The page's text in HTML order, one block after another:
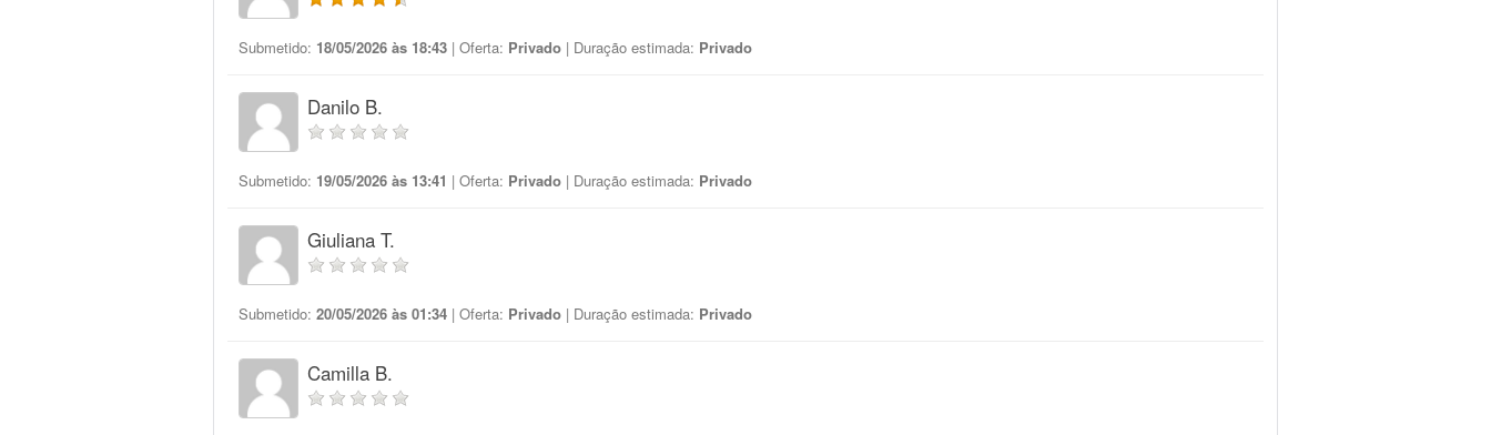
Submetido: 18/05/2026 às 18:43 | Oferta: Privado | Duração estimada: Privado
Danilo B.
Submetido: 19/05/2026 às 13:41 | Oferta: Privado | Duração estimada: Privado
Giuliana T.
Submetido: 20/05/2026 às 01:34 | Oferta: Privado | Duração estimada: Privado
Camilla B.